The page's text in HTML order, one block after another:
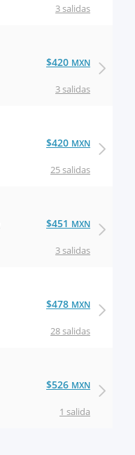
3 salidas
3 salidas
$420 MXN
25 salidas
$420 MXN
3 salidas
$451 MXN
28 salidas
$478 MXN
1 salida
$526 MXN